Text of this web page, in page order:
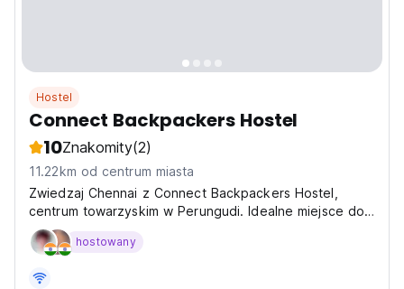
Hostel
Connect Backpackers Hostel
10Znakomity(2)
11.22km od centrum miasta
Zwiedzaj Chennai z Connect Backpackers Hostel,
centrum towarzyskim w Perungudi. Idealne miejsce do
poznawania kultury Chennai i nawiązywania kontaktów
z innymi podróżnikami. (Auto-translated from original
hostowany